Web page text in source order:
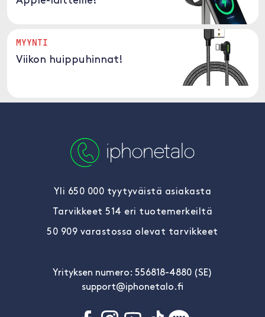
MYYNTI
Viikon huippuhinnat!
Yli 650 000 tyytyväistä asiakasta
Tarvikkeet 514 eri tuotemerkeiltä
50 909 varastossa olevat tarvikkeet
Yrityksen numero: 556818-4880 (SE)
support@iphonetalo.fi